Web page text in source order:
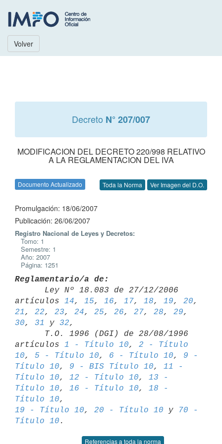
Volver
Decreto N° 207/007
MODIFICACION DEL DECRETO 220/998 RELATIVO
A LA REGLAMENTACION DEL IVA
Documento Actualizado Toda la Norma Ver Imagen del D.O.
Promulgación: 18/06/2007
Publicación: 26/06/2007
Registro Nacional de Leyes y Decretos:
Tomo: 1
Semestre: 1
Año: 2007
Página: 1251
Reglamentario/a de:
artículos 14, 15, 16, 17, 18, 19, 20
21 , 22, 23, 24, 25, 26, 27, 28, 29
30, 31 y 32,
artículos 1 - Título 10, 2 - Título
10, 5 - Título 10, 6 - Título 10, 9 -
Título 10, 9 - BIS Título 10, 11 -
Título 10, 12 - Título 10, 13 -
Título 10, 16 - Título 10, 18 -
Título 10
19 - Título 10, 20 - Título 10 y
70 -
Título 10
Referencias a toda la norma